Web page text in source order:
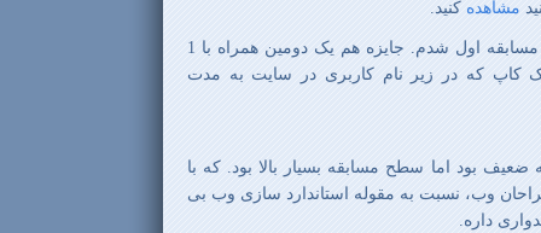
مشاهده کنید.
حمل بر تکبر نباشه بنده در این مسابقه اول شدم. جایزه هم یک دومین همراه با 1
کاپ که در زیر نام کاربری در سایت به مدت
ضعیف بود اما سطح مسابقه بسیار بالا بود. که با
وب، نسبت به مقوله استاندارد سازی وب بی
داره.